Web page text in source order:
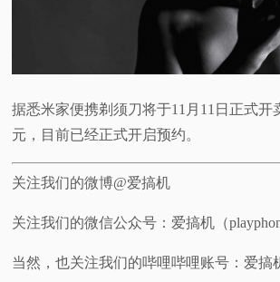
据悉米家便携剃须刀将于11月11日正式开
元，目前已经正式开启预约。
关注我们的微博@爱搞机
关注我们的微信公众号：爱搞机（
当然，也关注我们的哔哩哔哩账号：爱搞